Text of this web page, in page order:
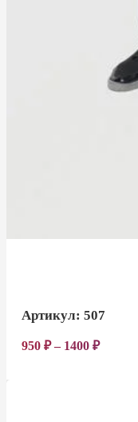
Артикул:507
950₽– 1400₽